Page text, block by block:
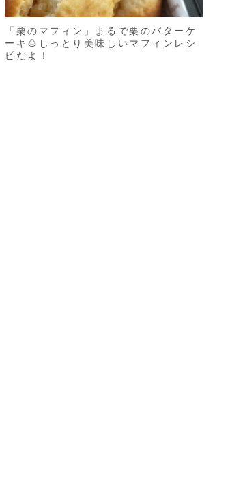
「栗のマフィン」まるで栗のバターケ
ーキ🌰しっとり美味しいマフィンレシ
ピだよ！